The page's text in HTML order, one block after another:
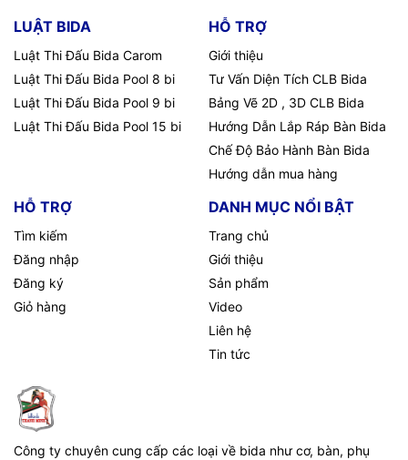
LUẬT BIDA
Luật Thi Đấu Bida Carom
Luật Thi Đấu Bida Pool 8 bi
Luật Thi Đấu Bida Pool 9 bi
Luật Thi Đấu Bida Pool 15 bi
HỖ TRỢ
Giới thiệu
Tư Vấn Diện Tích CLB Bida
Bảng Vẽ 2D , 3D CLB Bida
Hướng Dẫn Lắp Ráp Bàn Bida
Chế Độ Bảo Hành Bàn Bida
Hướng dẫn mua hàng
HỖ TRỢ
Tìm kiếm
Đăng nhập
Đăng ký
Giỏ hàng
DANH MỤC NỔI BẬT
Trang chủ
Giới thiệu
Sản phẩm
Video
Liên hệ
Tin tức
Công ty chuyên cung cấp các loại về bida như cơ, bàn, phụ